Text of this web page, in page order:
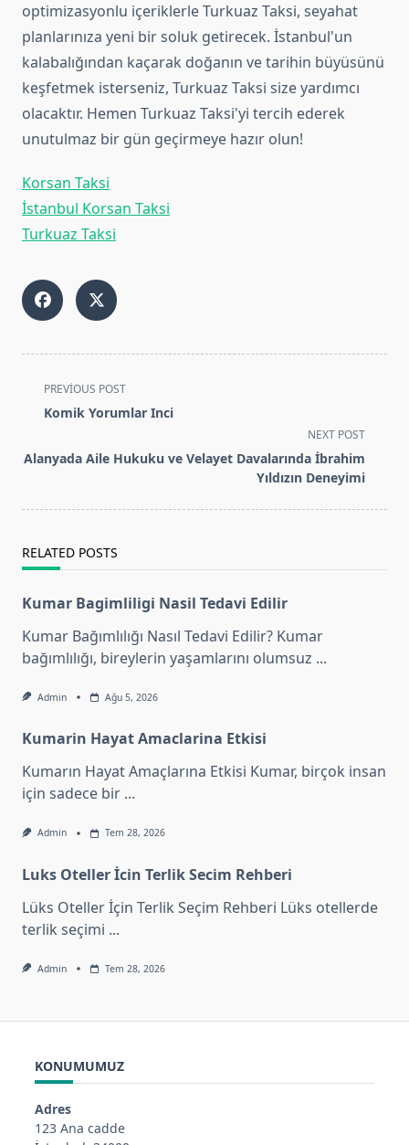
optimizasyonlu içeriklerle Turkuaz Taksi, seyahat
planlarınıza yeni bir soluk getirecek. İstanbul'un
kalabalığından kaçarak doğanın ve tarihin büyüsünü
keşfetmek isterseniz, Turkuaz Taksi size yardımcı
olacaktır. Hemen Turkuaz Taksi'yi tercih ederek
unutulmaz bir gün geçirmeye hazır olun!
Korsan Taksi
İstanbul Korsan Taksi
Turkuaz Taksi
<span
class="nav-
screen-
PREVIOUS POST
Komik Yorumlar Inci
NEXT POST
Alanyada Aile Hukuku ve Velayet Davalarında İbrahim
Yıldızın Deneyimi
RELATED POSTS
Kumar Bagimliligi Nasil Tedavi Edilir
Kumar Bağımlılığı Nasıl Tedavi Edilir? Kumar
bağımlılığı, bireylerin yaşamlarını olumsuz ...
Admin Ağu 5, 2026
Kumarin Hayat Amaclarina Etkisi
Kumarın Hayat Amaçlarına Etkisi Kumar, birçok insan
için sadece bir ...
Admin Tem 28, 2026
Luks Oteller İcin Terlik Secim Rehberi
Lüks Oteller İçin Terlik Seçim Rehberi Lüks otellerde
terlik seçimi ...
Admin Tem 28, 2026
KONUMUMUZ
Adres
123 Ana cadde